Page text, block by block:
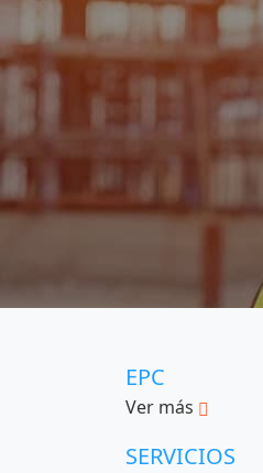
EPC
Ver más
SERVICIOS